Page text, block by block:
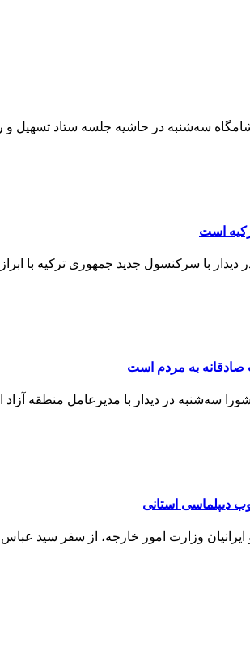
سه‌شنبه در حاشیه جلسه ستاد تسهیل و
است
دیدار با سرکنسول جدید جمهوری ترکیه با
صادقانه به مردم است
سه‌شنبه در دیدار با مدیرعامل منطقه آزاد
دیپلماسی استانی
ایرانیان وزارت امور خارجه، از سفر سید